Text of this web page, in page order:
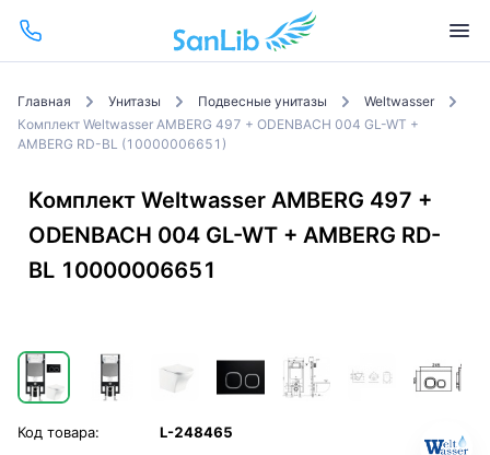
Главная Унитазы Подвесные унитазы
Weltwasser
Комплект Weltwasser AMBERG 497 + ODENBACH 004 GL-WT +
AMBERG RD-BL (10000006651)
Комплект Weltwasser AMBERG 497 +
ODENBACH 004 GL-WT + AMBERG RD-
BL 10000006651
Код товара:
L-248465